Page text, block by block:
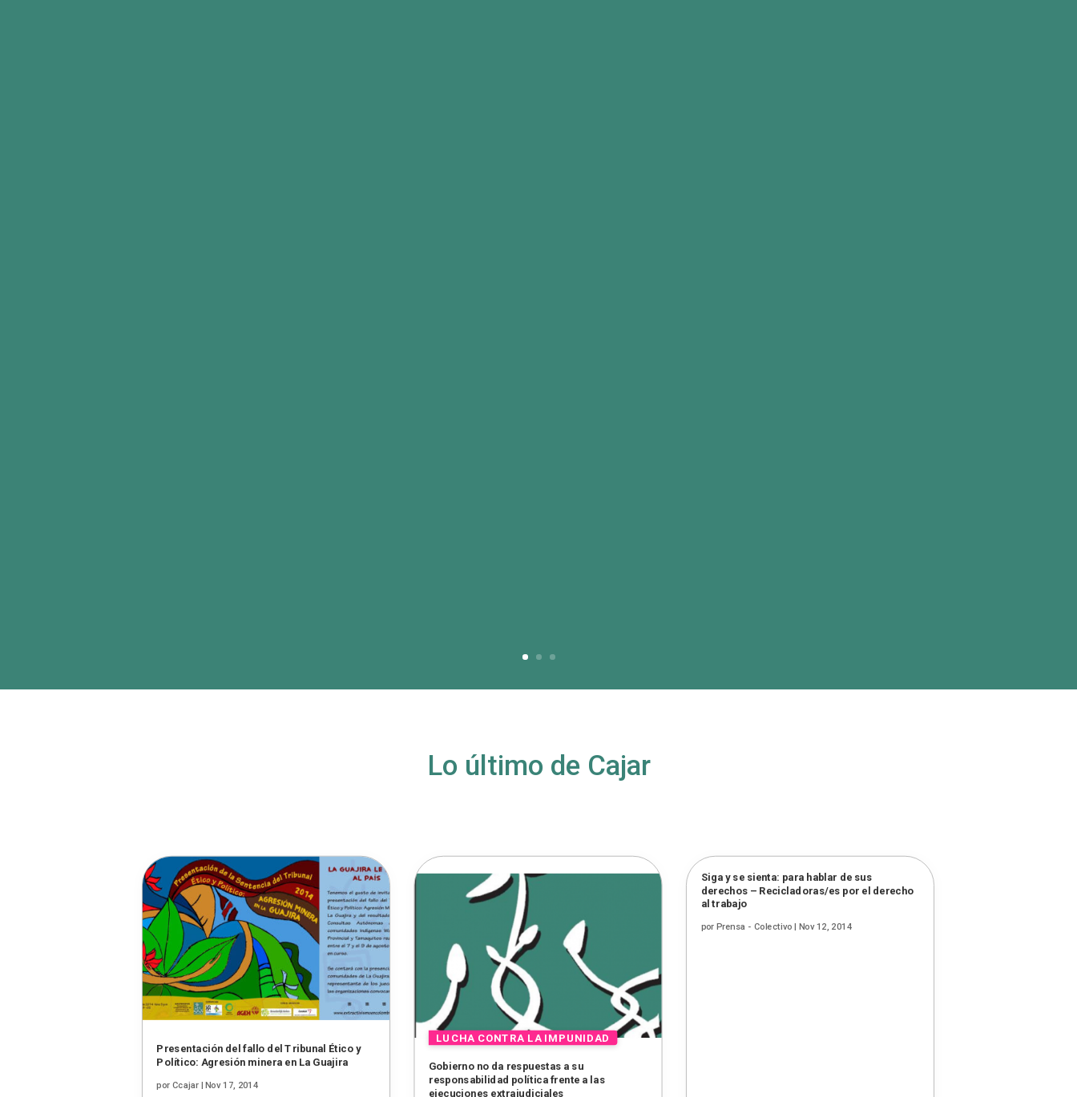
Lo último de Cajar
Presentación del fallo del Tribunal Ético y
Político: Agresión minera en La Guajira
porCcajar |Nov 17, 2014
Gobierno no da respuestas a su
responsabilidad política frente a las
ejecuciones extrajudiciales
Siga y se sienta: para hablar de sus
derechos – Recicladoras/es por el derecho
al trabajo
por Prensa - Colectivo Nov 12, 2014